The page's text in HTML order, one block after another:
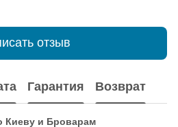
отзыв
Гарантия Возврат
Киеву и Броварам